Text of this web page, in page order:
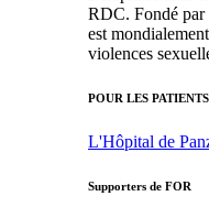
RDC. Fondé
est
violences
POUR LES PATIENTS
L'Hôpital de
Supporters de FOR